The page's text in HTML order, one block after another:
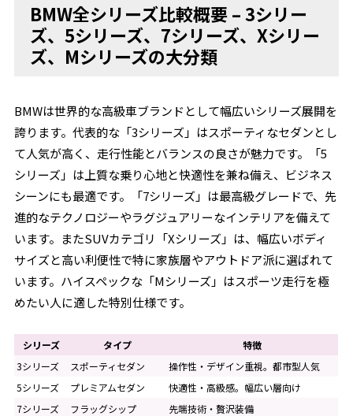
BMW全シリーズ比較概要 – 3シリー
ズ、5シリーズ、7シリーズ、Xシリー
ズ、Mシリーズの大分類
BMWは世界的な高級車ブランドとして幅広いシリーズ展開を
誇ります。代表的な「3シリーズ」はスポーティなセダンとし
て人気が高く、走行性能とバランスの良さが魅力です。「5
シリーズ」は上質な乗り心地と快適性を兼ね備え、ビジネス
シーンにも最適です。「7シリーズ」は最高級グレードで、先
進的なテクノロジーやラグジュアリーなインテリアを備えて
います。またSUVカテゴリ「Xシリーズ」は、幅広いボディ
サイズと高い利便性で特に家族層やアウトドア派に選ばれて
います。ハイスペックな「Mシリーズ」はスポーツ走行を極
めたい人に適した特別仕様です。
シリーズ タイプ
特徴
3シリーズ
スポーティセダン
操作性・デザイン重視。都市型人気
5シリーズ
プレミアムセダン
快適性・高級感。幅広い層向け
7シリーズ
フラッグシップ
先端技術・贅沢装備